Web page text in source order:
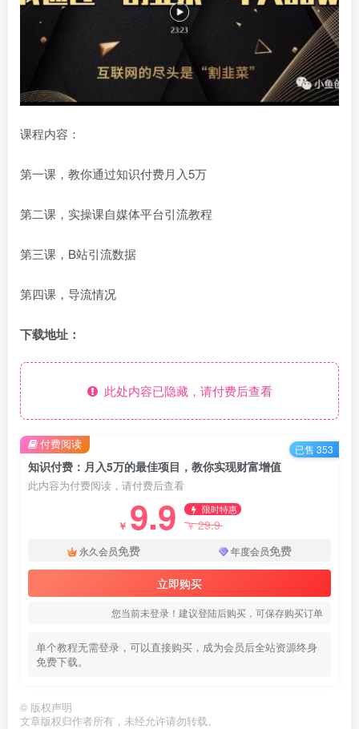
课程内容：
第一课，教你通过知识付费月入5万
第二课，实操课自媒体平台引流教程
第三课，B站引流数据
第四课，导流情况
下载地址：
此处内容已隐藏，请付费后查看
知识付费：月入5万的最佳项目，教你实现财富增值
此内容为付费阅读，请付费后查看
￥ 9.9 限时特惠
￥29.9
永久会员免费 年度会员免费
立即购买
您当前未登录！建议登陆后购买，可保存购买订单
单个教程无需登录，可以直接购买，成为会员后全站资源终身
免费下载。
付费阅读 已售 353
© 版权声明
文章版权归作者所有，未经允许请勿转载。